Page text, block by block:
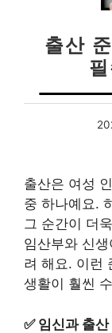
출산
출산은 여성
중 하나예요.
그 순간이 더
임산부와 신
려 해요. 이런
생활이 훨씬
✅ 임신과 출